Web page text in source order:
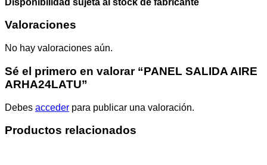
Valoraciones
No hay valoraciones aún.
Sé el primero en valorar “PANEL SALIDA AIRE
ARHA24LATU”
Debes acceder para publicar una valoración.
Productos relacionados